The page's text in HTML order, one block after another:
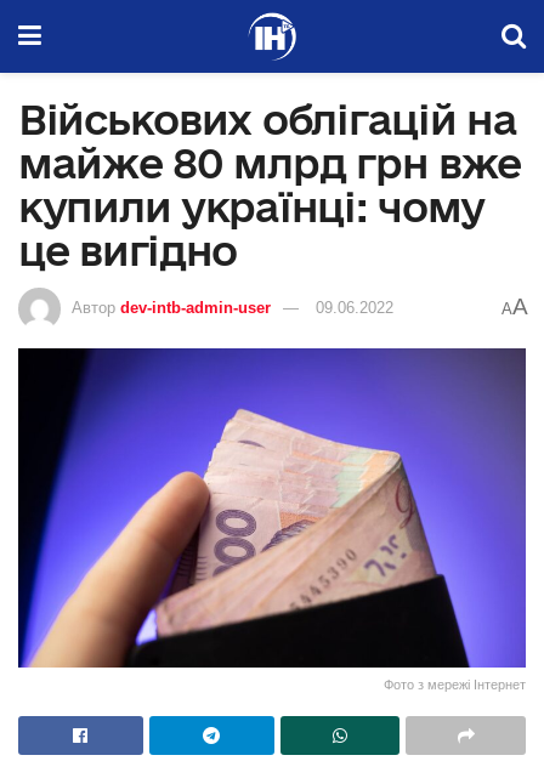
Військових облігацій на
майже 80 млрд грн вже
купили українці: чому
це вигідно
Автор dev-intb-admin-user 09.06.2022 AA
Фото з мережі Інтернет